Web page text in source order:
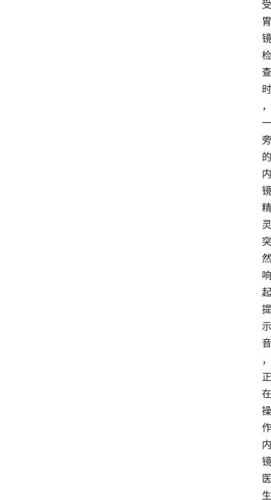
受
胃
镜
检
查
时
，
一
旁
的
内
镜
精
灵
突
然
响
起
提
示
音
，
正
在
操
作
内
镜
医
生